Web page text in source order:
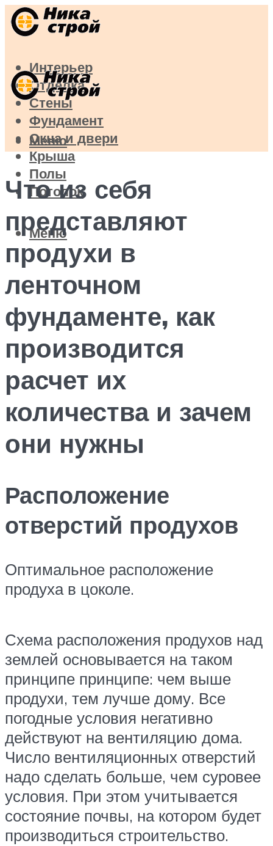
Интерьер
Отделка
Стены
Фундамент
Окна и двери
Крыша
Полы
Потолок
Меню
Меню
Что из себя
представляют
продухи в
ленточном
фундаменте, как
производится
расчет их
количества и зачем
они нужны
Расположение
отверстий продухов
Оптимальное расположение
продуха в цоколе.
Схема расположения продухов над
землей основывается на таком
принципе принципе: чем выше
продухи, тем лучше дому. Все
погодные условия негативно
действуют на вентиляцию дома.
Число вентиляционных отверстий
надо сделать больше, чем суровее
условия. При этом учитывается
состояние почвы, на котором будет
производиться строительство.